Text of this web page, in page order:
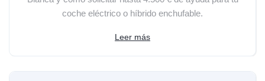
coche eléctrico o híbrido enchufable.
Leer más